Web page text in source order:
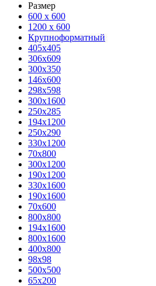
Размер
600 х 600
1200 х 600
Крупноформатный
405x405
306x609
300x350
146x600
298x598
300x1600
250x285
194x1200
250x290
330x1200
70x800
300x1200
190x1200
330x1600
190x1600
70x600
800x800
194x1600
800x1600
400х800
98x98
500x500
65x200